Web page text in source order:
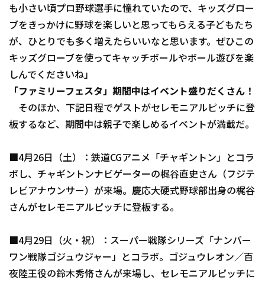
利用規約 プライバシーポリシー
運営会社 （別ウィンドウで開く） よくある質問
特定商取引法の表示 アルバイト募集（別ウィンドウで開く
も小さい頃プロ野球選手に憧れていたので、キッズグロー
ブをきっかけに野球を楽しいと思ってもらえる子どもたち
が、ひとりでも多く増えたらいいなと思います。ぜひこの
キッズグローブを使ってキャッチボールやボール遊びを楽
しんでくださいね」
「ファミリーフェスタ」期間中はイベント盛りだくさん！
そのほか、下記日程でゲストがセレモニアルピッチに登
板するなど、期間中は親子で楽しめるイベントが満載だ。
■4月26日（土）：鉄道CGアニメ「チャギントン」とコラ
ボし、チャギントンナビゲーターの梶谷直史さん（フジテ
レビアナウンサー）が来場。慶応大硬式野球部出身の梶谷
さんがセレモニアルピッチに登板する。
■4月29日（火・祝）：スーパー戦隊シリーズ「ナンバー
ワン戦隊ゴジュウジャー」とコラボ。ゴジュウレオン／百
夜陸王役の鈴木秀脩さんが来場し、セレモニアルピッチに